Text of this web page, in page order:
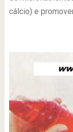
cálcio) e